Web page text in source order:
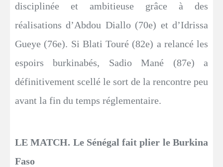
disciplinée et ambitieuse grâce à des
réalisations d’Abdou Diallo (70e) et d’Idrissa
Gueye (76e). Si Blati Touré (82e) a relancé les
espoirs burkinabés, Sadio Mané (87e) a
définitivement scellé le sort de la rencontre peu
avant la fin du temps réglementaire.
LE MATCH. Le Sénégal fait plier le Burkina
Faso